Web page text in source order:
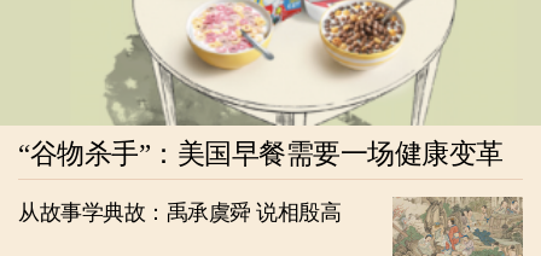
“谷物杀手”：美国早餐需要一场健康变革
从故事学典故：禹承虞舜 说相殷高